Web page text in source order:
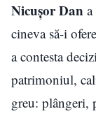
Nicușor Dan
cineva să-i
a contesta
patrimoniul,
greu: plângeri,